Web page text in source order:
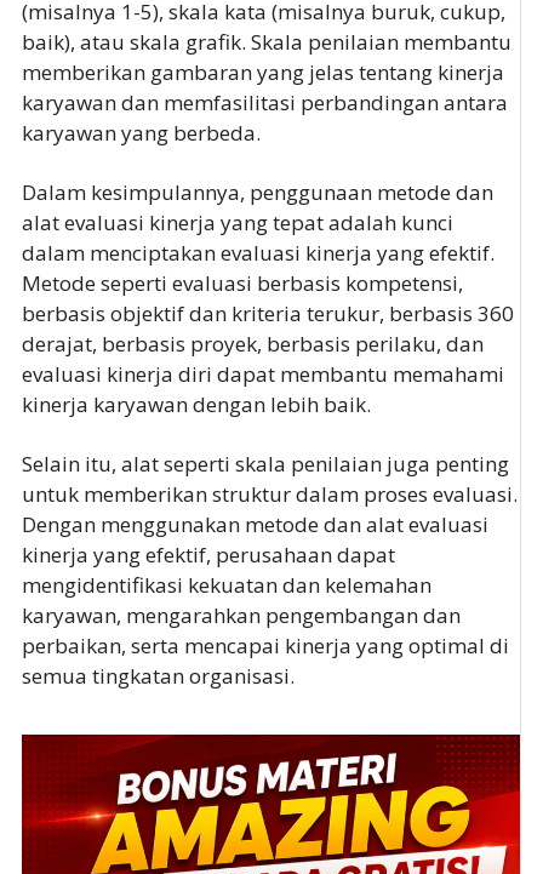
(misalnya 1-5), skala kata (misalnya buruk, cukup,
baik), atau skala grafik. Skala penilaian membantu
memberikan gambaran yang jelas tentang kinerja
karyawan dan memfasilitasi perbandingan antara
karyawan yang berbeda.
Dalam kesimpulannya, penggunaan metode dan
alat evaluasi kinerja yang tepat adalah kunci
dalam menciptakan evaluasi kinerja yang efektif.
Metode seperti evaluasi berbasis kompetensi,
berbasis objektif dan kriteria terukur, berbasis 360
derajat, berbasis proyek, berbasis perilaku, dan
evaluasi kinerja diri dapat membantu memahami
kinerja karyawan dengan lebih baik.
Selain itu, alat seperti skala penilaian juga penting
untuk memberikan struktur dalam proses evaluasi.
Dengan menggunakan metode dan alat evaluasi
kinerja yang efektif, perusahaan dapat
mengidentifikasi kekuatan dan kelemahan
karyawan, mengarahkan pengembangan dan
perbaikan, serta mencapai kinerja yang optimal di
semua tingkatan organisasi.